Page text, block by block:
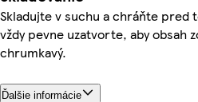
Skladujte v suchu a chráňte pred
vždy pevne uzatvorte, aby obsah
chrumkavý.
Ďalšie informácie